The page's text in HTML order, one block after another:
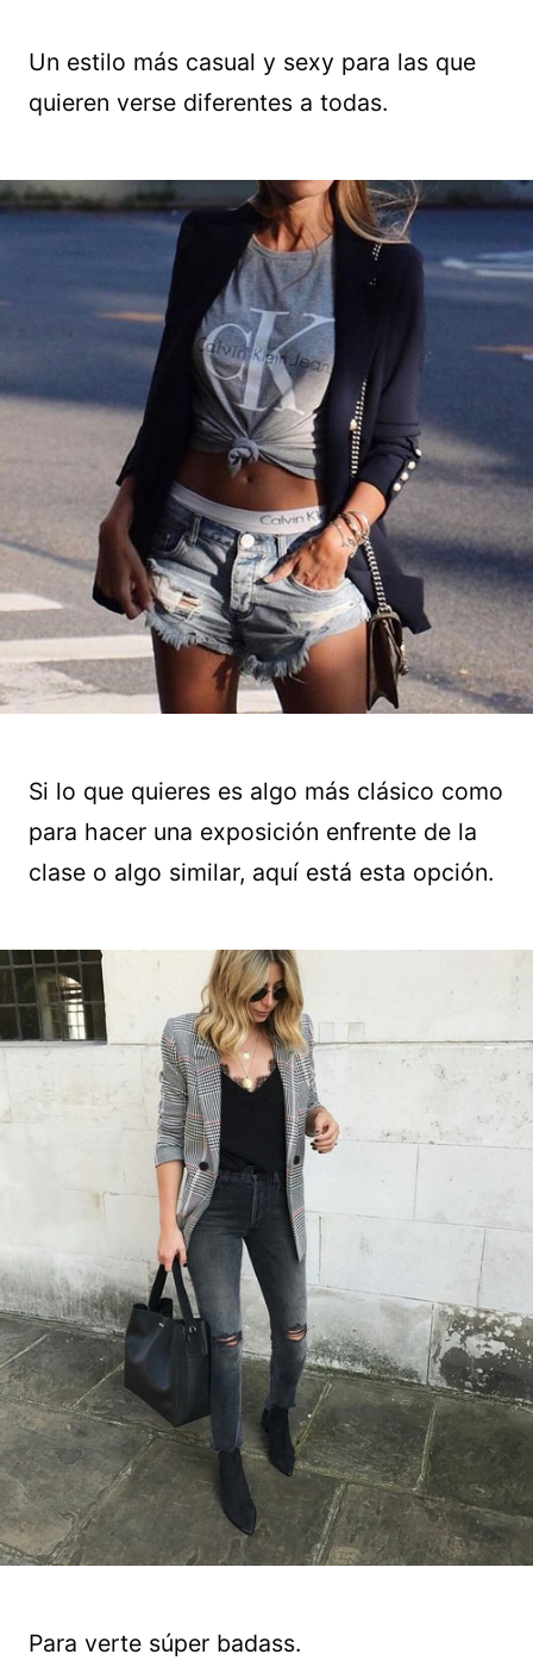
Un estilo más casual y sexy para las que
quieren verse diferentes a todas.
Si lo que quieres es algo más clásico como
para hacer una exposición enfrente de la
clase o algo similar, aquí está esta opción.
Para verte súper badass.